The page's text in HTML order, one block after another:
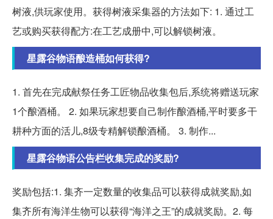
树液,供玩家使用。获得树液采集器的方法如下: 1. 通过工
艺或购买获得配方:在工艺成册中,可以解锁树液。
星露谷物语酿造桶如何获得?
1. 首先在完成献祭任务工匠物品收集包后,系统将赠送玩家
1个酿酒桶。 2. 如果玩家想要自己制作酿酒桶,平时要多干
耕种方面的活儿,8级专精解锁酿酒桶。 3. 制作...
星露谷物语公告栏收集完成的奖励?
奖励包括:1. 集齐一定数量的收集品可以获得成就奖励,如
集齐所有海洋生物可以获得“海洋之王”的成就奖励。2. 每